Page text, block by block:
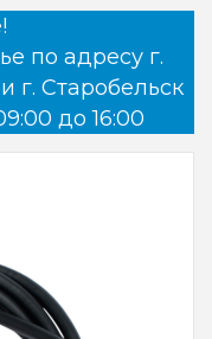
по адресу г.
г. Старобельск
до 16:00